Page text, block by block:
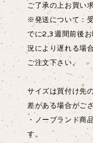
ご了承の上お買い
※発送について：
でに2,3週間前後
況により遅れる場
ご注文下さい。
サイズは買付け先
差がある場合がご
・ノーブランド商
す。